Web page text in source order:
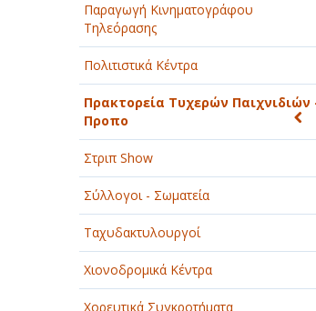
Παραγωγή Κινηματογράφου
Τηλεόρασης
Πολιτιστικά Κέντρα
Πρακτορεία Τυχερών Παιχνιδιών
Προπο
Στριπ Show
Σύλλογοι - Σωματεία
Ταχυδακτυλουργοί
Χιονοδρομικά Κέντρα
Χορευτικά Συγκροτήματα